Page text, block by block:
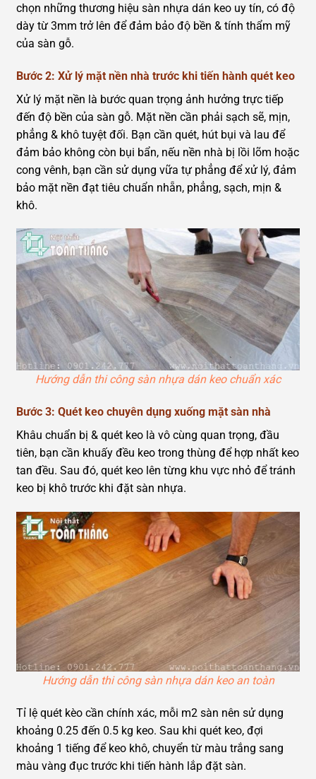
chọn những thương hiệu sàn nhựa dán keo uy tín, có độ
dày từ 3mm trở lên để đảm bảo độ bền & tính thẩm mỹ
của sàn gỗ.
Bước 2: Xử lý mặt nền nhà trước khi tiến hành quét keo
Xử lý mặt nền là bước quan trọng ảnh hưởng trực tiếp
đến độ bền của sàn gỗ. Mặt nền cần phải sạch sẽ, mịn,
phẳng & khô tuyệt đối. Bạn cần quét, hút bụi và lau để
đảm bảo không còn bụi bẩn, nếu nền nhà bị lồi lõm hoặc
cong vênh, bạn cần sử dụng vữa tự phẳng để xử lý, đảm
bảo mặt nền đạt tiêu chuẩn nhẵn, phẳng, sạch, mịn &
khô.
Hướng dẫn thi công sàn nhựa dán keo chuẩn xác
Bước 3: Quét keo chuyên dụng xuống mặt sàn nhà
Khâu chuẩn bị & quét keo là vô cùng quan trọng, đầu
tiên, bạn cần khuấy đều keo trong thùng để hợp nhất keo
tan đều. Sau đó, quét keo lên từng khu vực nhỏ để tránh
keo bị khô trước khi đặt sàn nhựa.
Hướng dẫn thi công sàn nhựa dán keo an toàn
Tỉ lệ quét kèo cần chính xác, mỗi m2 sàn nên sử dụng
khoảng 0.25 đến 0.5 kg keo. Sau khi quét keo, đợi
khoảng 1 tiếng để keo khô, chuyển từ màu trắng sang
màu vàng đục trước khi tiến hành lắp đặt sàn.